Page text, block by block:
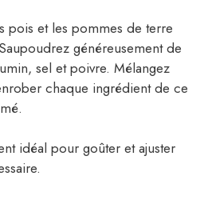
pois et les pommes de terre
généreusement de
sel et poivre. Mélangez
chaque ingrédient de ce
idéal pour goûter et ajuster